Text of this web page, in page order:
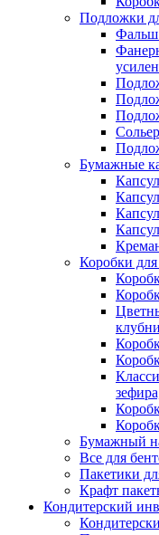
Подложки
Фальш
Бумажные
Коробки
Бумажный
Все для
Пакетики
Крафт
Кондитерский